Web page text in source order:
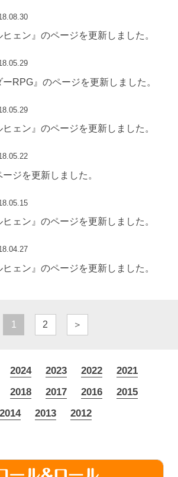
ヒェン』のページを更新しました。
ーRPG』のページを更新しました。
ヒェン』のページを更新しました。
ージを更新しました。
ヒェン』のページを更新しました。
ヒェン』のページを更新しました。
1 2 ＞
2024 2023 2022
2021
2018 2017 2016
2015
2014
2013 2012